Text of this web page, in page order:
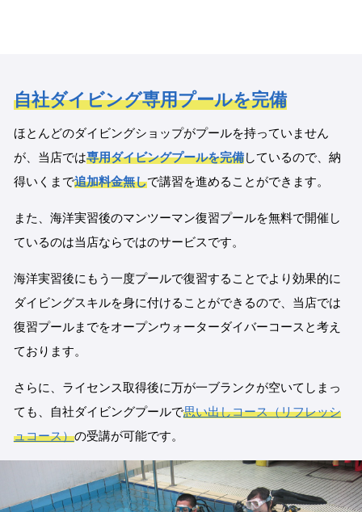
自社ダイビング専用プールを完備
ほとんどのダイビングショップがプールを持っていません
が、当店では専用ダイビングプールを完備しているので、納
得いくまで追加料金無しで講習を進めることができます。
また、海洋実習後のマンツーマン復習プールを無料で開催し
ているのは当店ならではのサービスです。
海洋実習後にもう一度プールで復習することでより効果的に
ダイビングスキルを身に付けることができるので、当店では
復習プールまでをオープンウォーターダイバーコースと考え
ております。
さらに、ライセンス取得後に万が一ブランクが空いてしまっ
ても、自社ダイビングプールで思い出しコース（リフレッシ
ュコース）の受講が可能です。